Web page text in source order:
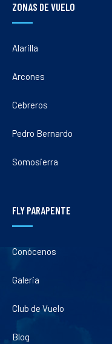
ZONAS DE VUELO
Alarilla
Arcones
Cebreros
Pedro Bernardo
Somosierra
FLY PARAPENTE
Conócenos
Galeria
Club de Vuelo
Blog